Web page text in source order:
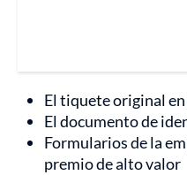
El tiquete original
El documento de
Formularios de la
premio de alto valor